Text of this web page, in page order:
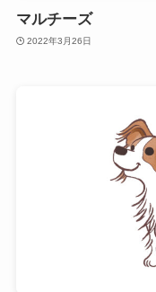
マルチーズ
2022年3月26日